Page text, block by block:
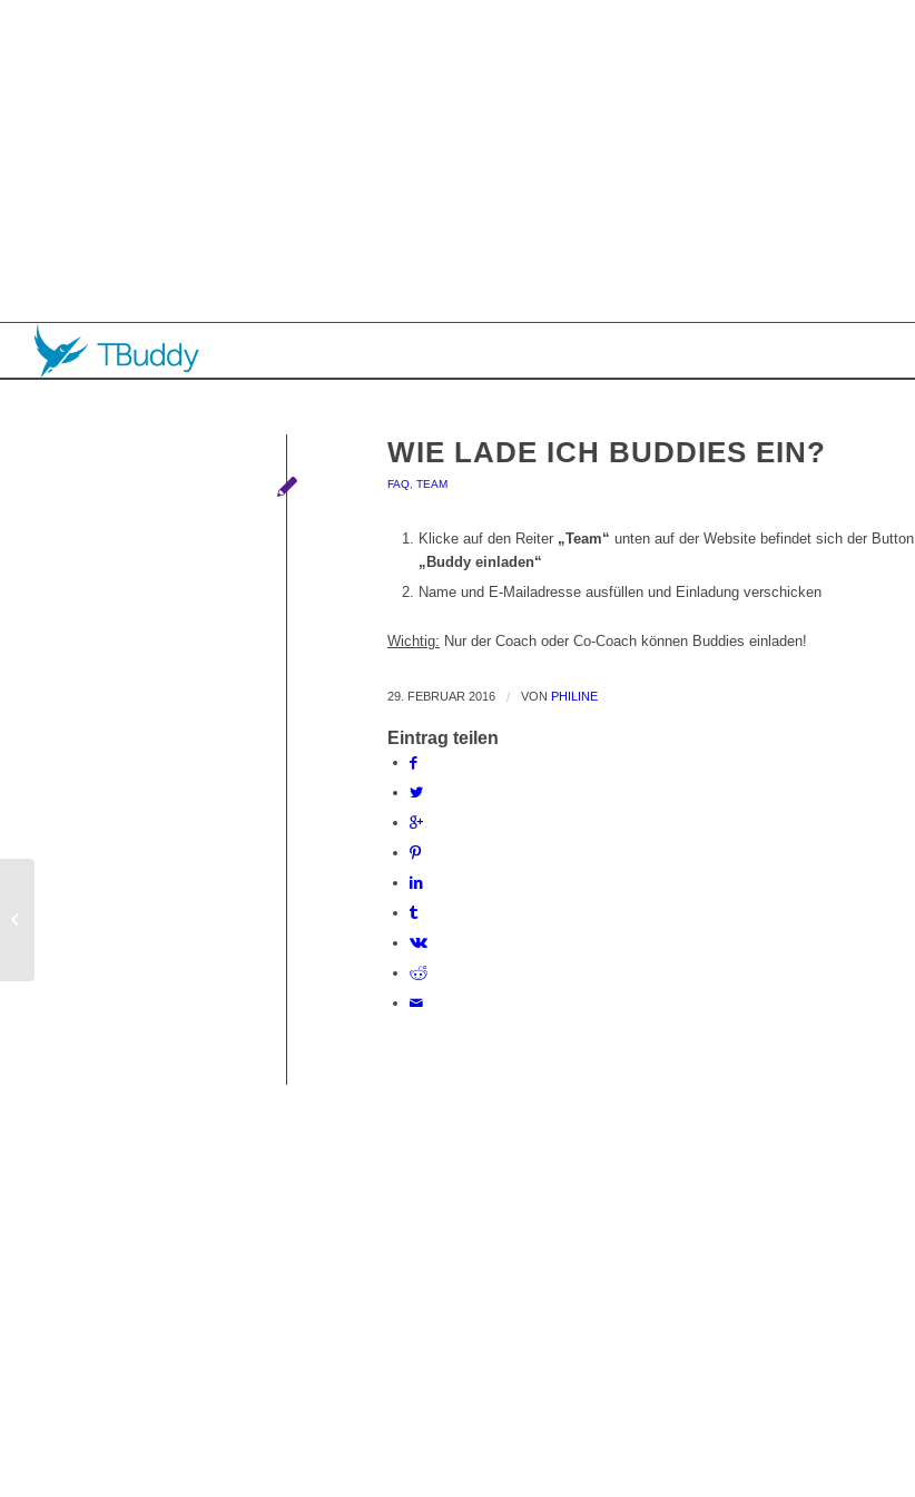
WIE LADE ICH BUDDIES EIN?
FAQ TEAM
Klicke auf den Reiter „Team“ unten auf der Website befindet sich der Button
„Buddy einladen“
Name und E-Mailadresse ausfüllen und Einladung verschicken
Wichtig: Nur der Coach oder Co-Coach können Buddies einladen!
29. FEBRUAR 2016 / VON PHILINE
Eintrag teilen